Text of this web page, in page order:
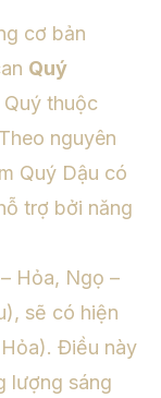
cơ bản
Quý
Quý thuộc
nguyên
Quý Dậu có
trợ bởi năng
Hỏa, Ngọ –
sẽ có hiện
Điều này
lượng sáng